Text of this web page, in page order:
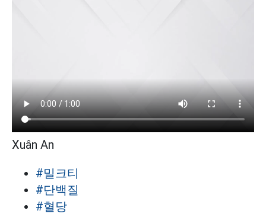
Xuân An
#밀크티
#단백질
#혈당